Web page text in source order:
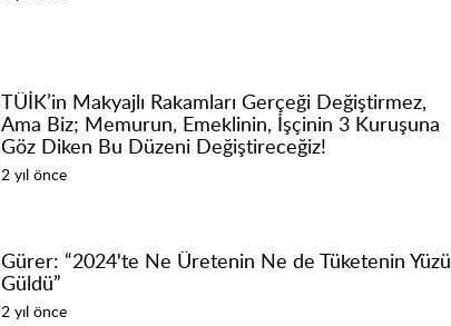
TÜİK’in Makyajlı Rakamları Gerçeği Değiştirmez,
Ama Biz; Memurun, Emeklinin, İşçinin 3 Kuruşuna
Göz Diken Bu Düzeni Değiştireceğiz!
2 yıl önce
Gürer: “2024'te Ne Üretenin Ne de Tüketenin Yüzü
Güldü”
2 yıl önce